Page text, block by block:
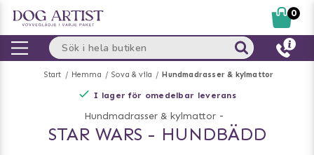
Start Hemma Sova & vila Hundmadrasser & kylmattor
I lager för omedelbar leverans
Hundmadrasser & kylmattor -
STAR WARS - HUNDBÄDD
0